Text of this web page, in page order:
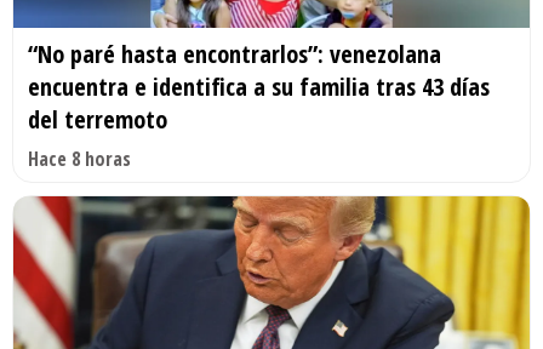
“No paré hasta encontrarlos”: venezolana
encuentra e identifica a su familia tras 43 días
del terremoto
Hace 8 horas